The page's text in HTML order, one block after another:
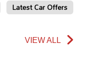
Latest Car Offers
VIEW ALL